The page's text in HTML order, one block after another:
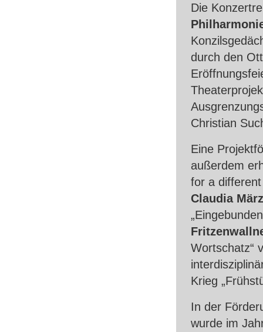
Die
durch den
Christian
Eine
außerdem
for a different
Claudia
Wortschatz“
Krieg
In der
wurde im